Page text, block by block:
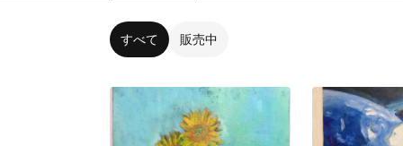
すべて 販売中